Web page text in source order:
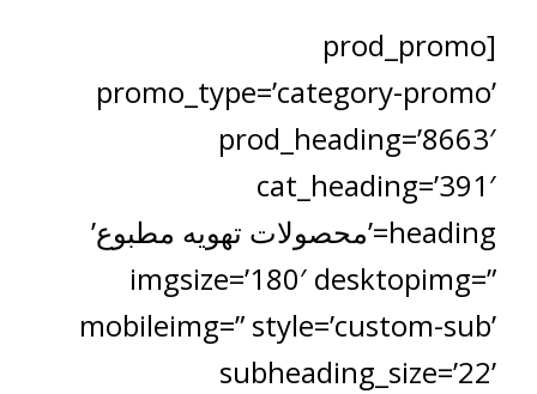
[prod_promo
promo_type=’category-promo’
prod_heading=’8663′
cat_heading=’391′
heading=’محصولات تهویه مطبوع’
imgsize=’180′ desktopimg=”
mobileimg=” style=’custom-sub’
subheading_size=’22’